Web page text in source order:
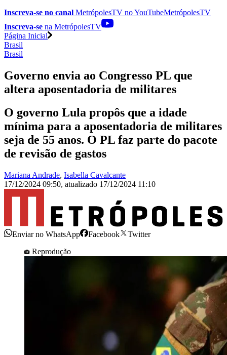
Inscreva-se no canal MetrópolesTV noYouTubeMetrópolesTV
Inscreva-se na MetrópolesTV
Página Inicial
Brasil
Brasil
Governo envia ao Congresso PL que
altera aposentadoria de militares
O governo Lula propôs que a idade
mínima para a aposentadoria de militares
seja de 55 anos. O PL faz parte do pacote
de revisão de gastos
Mariana Andrade, Isabella Cavalcante
17/12/2024 09:50, atualizado 17/12/2024 11:10
Enviar no WhatsApp Facebook
Twitter
Reprodução